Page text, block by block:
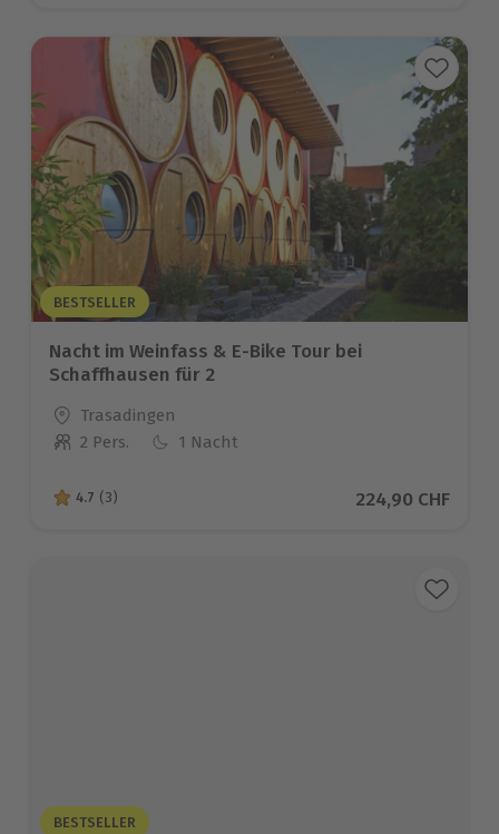
BESTSELLER
Nacht im Weinfass & E-Bike Tour bei
Schaffhausen für 2
Standort
Trasadingen
Anzahl der Teilnehmer
2 Pers. 1 Nacht
4.7 von 5 Sternen basierend auf 3 Bewertungen
4.7 (3) Aktueller Preis
224,90 CHF
BESTSELLER